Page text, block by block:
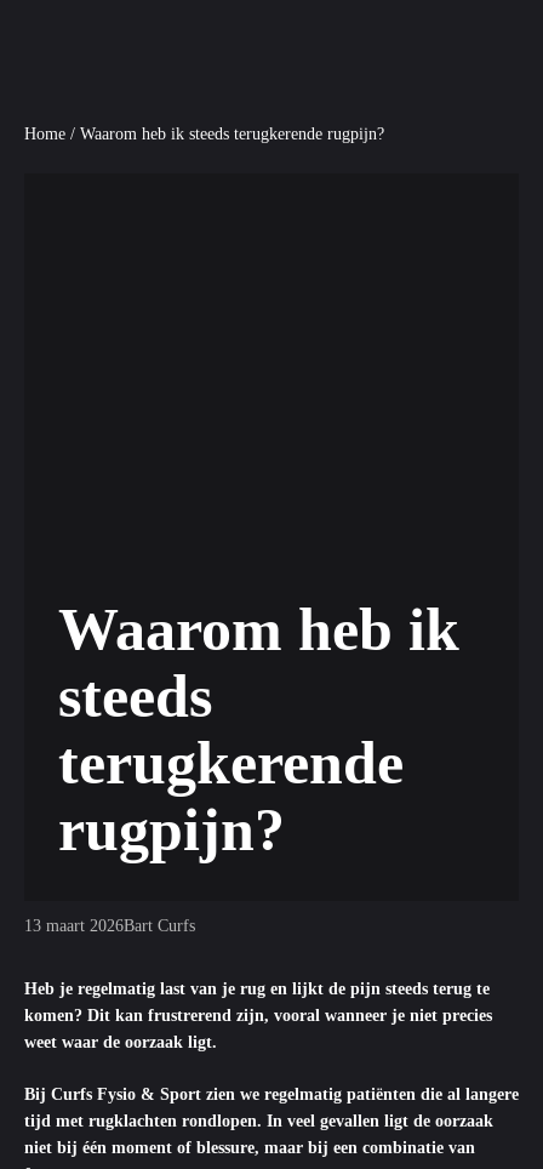
Home / Waarom heb ik steeds terugkerende rugpijn?
Waarom heb ik
steeds
terugkerende
rugpijn?
13 maart 2026Bart Curfs
Heb je regelmatig last van je rug en lijkt de pijn steeds terug te
komen? Dit kan frustrerend zijn, vooral wanneer je niet precies
weet waar de oorzaak ligt.
Bij Curfs Fysio & Sport zien we regelmatig patiënten die al langere
tijd met rugklachten rondlopen. In veel gevallen ligt de oorzaak
niet bij één moment of blessure, maar bij een combinatie van